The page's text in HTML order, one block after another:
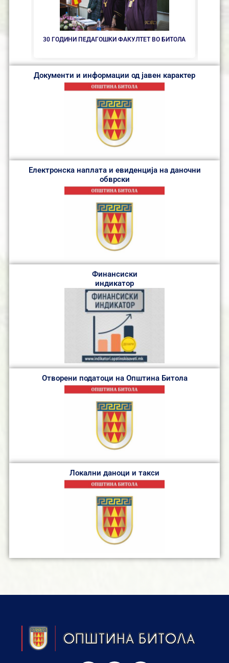
30 ГОДИНИ ПЕДАГОШКИ ФАКУЛТЕТ ВО БИТОЛА
Документи и информации од јавен карактер
Електронска наплата и евиденција на даночни
обврски
Финансиски
индикатор
Отворени податоци на Општина Битола
Локални даноци и такси